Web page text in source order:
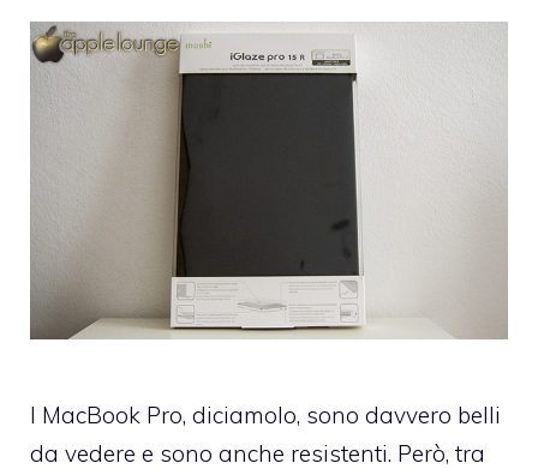
I MacBook Pro, diciamolo, sono davvero belli
da vedere e sono anche resistenti. Però, tra